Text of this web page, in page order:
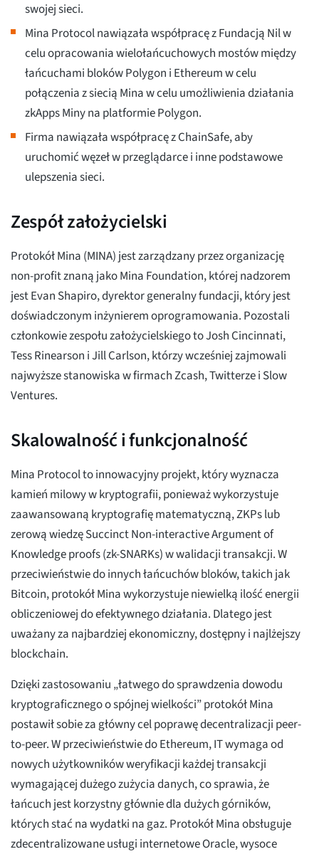
swojej sieci.
Mina Protocol nawiązała współpracę z Fundacją Nil w
celu opracowania wielołańcuchowych mostów między
łańcuchami bloków Polygon i Ethereum w celu
połączenia z siecią Mina w celu umożliwienia działania
zkApps Miny na platformie Polygon.
Firma nawiązała współpracę z ChainSafe, aby
uruchomić węzeł w przeglądarce i inne podstawowe
ulepszenia sieci.
Zespół założycielski
Protokół Mina (MINA) jest zarządzany przez organizację
non-profit znaną jako Mina Foundation, której nadzorem
jest Evan Shapiro, dyrektor generalny fundacji, który jest
doświadczonym inżynierem oprogramowania. Pozostali
członkowie zespołu założycielskiego to Josh Cincinnati,
Tess Rinearson i Jill Carlson, którzy wcześniej zajmowali
najwyższe stanowiska w firmach Zcash, Twitterze i Slow
Ventures.
Skalowalność i funkcjonalność
Mina Protocol to innowacyjny projekt, który wyznacza
kamień milowy w kryptografii, ponieważ wykorzystuje
zaawansowaną kryptografię matematyczną, ZKPs lub
zerową wiedzę Succinct Non-interactive Argument of
Knowledge proofs (zk-SNARKs) w walidacji transakcji. W
przeciwieństwie do innych łańcuchów bloków, takich jak
Bitcoin, protokół Mina wykorzystuje niewielką ilość energii
obliczeniowej do efektywnego działania. Dlatego jest
uważany za najbardziej ekonomiczny, dostępny i najlżejszy
blockchain.
Dzięki zastosowaniu „łatwego do sprawdzenia dowodu
kryptograficznego o spójnej wielkości” protokół Mina
postawił sobie za główny cel poprawę decentralizacji peer-
to-peer. W przeciwieństwie do Ethereum, IT wymaga od
nowych użytkowników weryfikacji każdej transakcji
wymagającej dużego zużycia danych, co sprawia, że
łańcuch jest korzystny głównie dla dużych górników,
których stać na wydatki na gaz. Protokół Mina obsługuje
zdecentralizowane usługi internetowe Oracle, wysoce